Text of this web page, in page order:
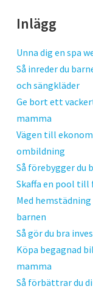
Inlägg
Unna dig en spa
Så inreder du
och sängkläder
Ge bort ett
mamma
Vägen till
ombildning
Så förebygger du
Skaffa en pool till
Med
barnen
Så gör du bra
Köpa begagnad
mamma
Så förbättrar du